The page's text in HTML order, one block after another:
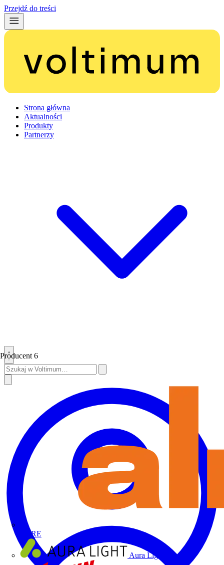
Przejdź do treści
Strona główna
Aktualności
Produkty
Partnerzy
Producent 6
ALRE
Aura Light